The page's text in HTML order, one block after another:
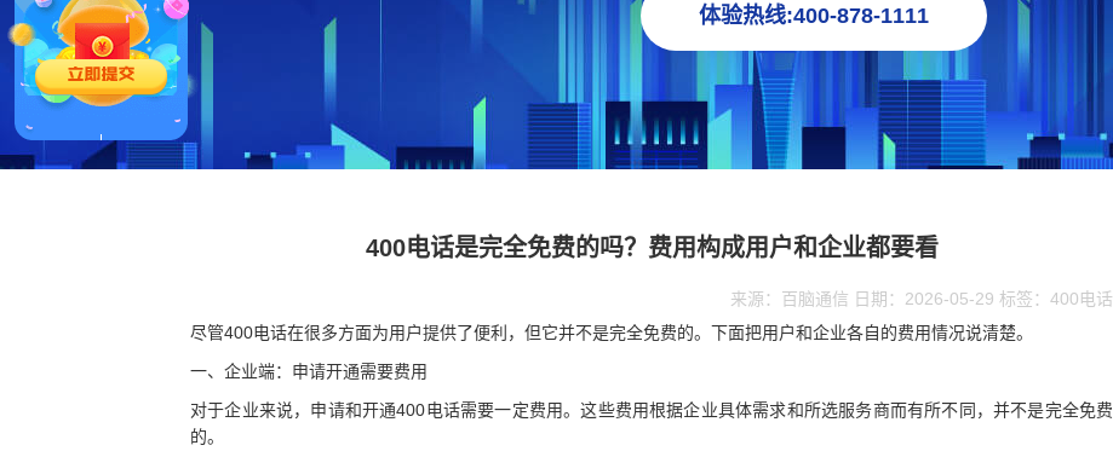
体验热线:400-878-1111
400电话是完全免费的吗？费用构成用户和企业都要看
来源：百脑通信 日期：2026-05-29 标签：400电话
尽管400电话在很多方面为用户提供了便利，但它并不是完全免费的。下面把用户和企业各自的费用情况说清楚。
一、企业端：申请开通需要费用
对于企业来说，申请和开通400电话需要一定费用。这些费用根据企业具体需求和所选服务商而有所不同，并不是完全免费
的。